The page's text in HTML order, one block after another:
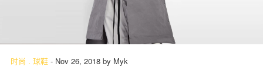
时尚 . 球鞋 - Nov 26, 2018 by Myk